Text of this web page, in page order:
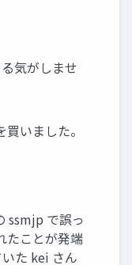
気がしませ
いました。
ssmjp で誤っ
たことが発端
た kei さん